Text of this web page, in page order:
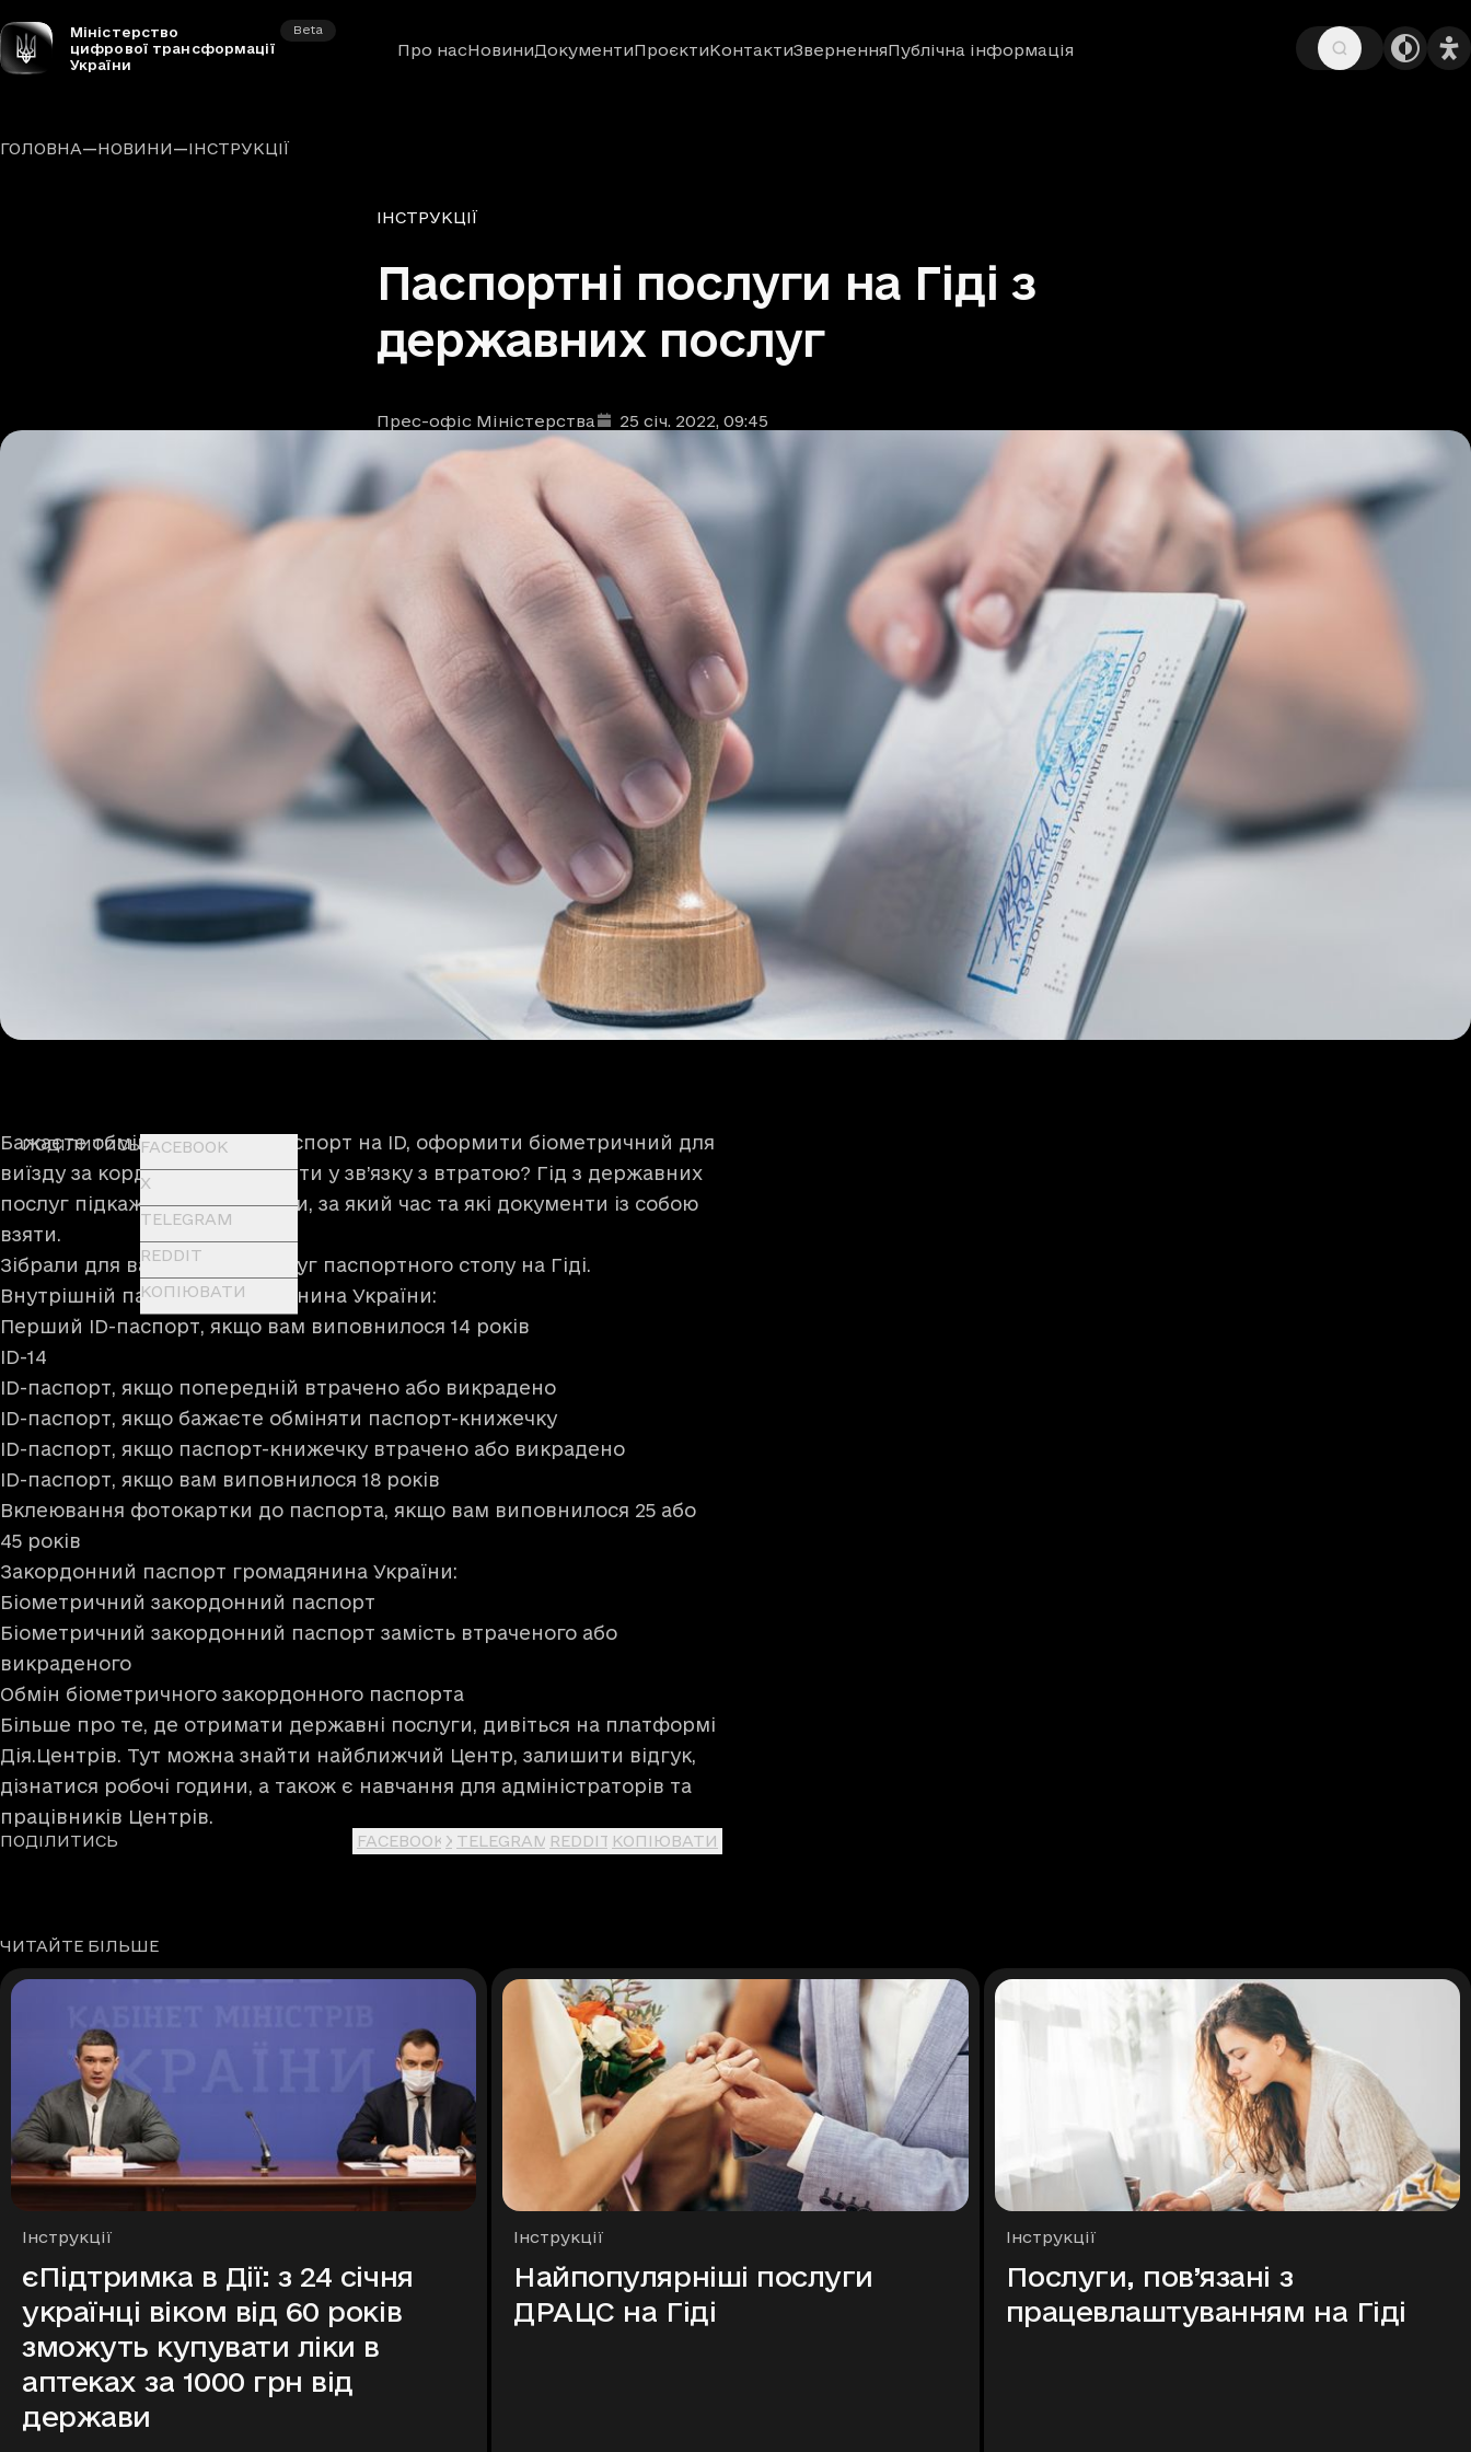
Міністерство
цифрової трансформації
України
Beta
Про насНовиниДокументиПроєктиКонтактиЗверненняПублічна інформація
ГОЛОВНА—НОВИНИ—ІНСТРУКЦІЇ
Рубрики
ІНСТРУКЦІЇ
Паспортні послуги на Гіді з
державних послуг
Автори
Прес-офіс Міністерства
Дата та час публікації: 25 січ. 2022, 09:45
ПОДІЛИТИСЬFACEBOOK
X
TELEGRAM
REDDIT
КОПІЮВАТИ
Бажаєте обміняти старий паспорт на ID, оформити біометричний для
виїзду за кордон або відновити у зв’язку з втратою? Гід з державних
послуг підкаже, як це зробити, за який час та які документи із собою
взяти.
Зібрали для вас добірку послуг паспортного столу на Гіді.
Внутрішній паспорт громадянина України:
Перший ID-паспорт, якщо вам виповнилося 14 років
ID-14
ID-паспорт, якщо попередній втрачено або викрадено
ID-паспорт, якщо бажаєте обміняти паспорт-книжечку
ID-паспорт, якщо паспорт-книжечку втрачено або викрадено
ID-паспорт, якщо вам виповнилося 18 років
Вклеювання фотокартки до паспорта, якщо вам виповнилося 25 або
45 років
Закордонний паспорт громадянина України:
Біометричний закордонний паспорт
Біометричний закордонний паспорт замість втраченого або
викраденого
Обмін біометричного закордонного паспорта
Більше про те, де отримати державні послуги, дивіться на платформі
Дія.Центрів. Тут можна знайти найближчий Центр, залишити відгук,
дізнатися робочі години, а також є навчання для адміністраторів та
працівників Центрів.
ПОДІЛИТИСЬ FACEBOOK X TELEGRAM REDDIT КОПІЮВАТИ
ЧИТАЙТЕ БІЛЬШЕ
Рубрики
Інструкції
єПідтримка в Дії: з 24 січня
українці віком від 60 років
зможуть купувати ліки в
аптеках за 1000 грн від
держави
Рубрики
Інструкції
Найпопулярніші послуги
ДРАЦС на Гіді
Рубрики
Інструкції
Послуги, пов’язані з
працевлаштуванням на Гіді